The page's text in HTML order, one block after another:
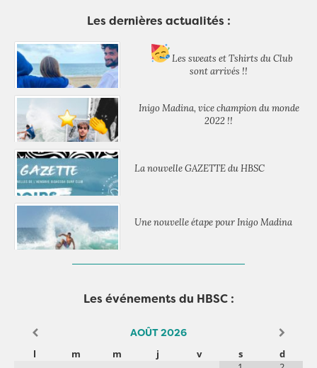
Les dernières actualités :
Les sweats et Tshirts du Club
sont arrivés !!
Inigo Madina, vice champion du monde
2022 !!
La nouvelle GAZETTE du HBSC
Une nouvelle étape pour Inigo Madina
Les événements du HBSC :
AOÛT2026
l
m m j v s
d